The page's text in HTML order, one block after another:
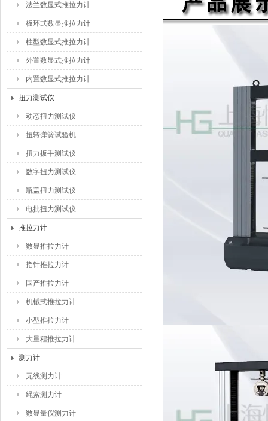
法兰数显式推拉力计
板环式数显推拉力计
柱型数显式推拉力计
外置数显式推拉力计
内置数显式推拉力计
扭力测试仪
动态扭力测试仪
扭转弹簧试验机
扭力扳手测试仪
数字扭力测试仪
瓶盖扭力测试仪
电批扭力测试仪
推拉力计
数显推拉力计
指针推拉力计
国产推拉力计
机械式推拉力计
小型推拉力计
大量程推拉力计
测力计
无线测力计
绳索测力计
数显量仪测力计